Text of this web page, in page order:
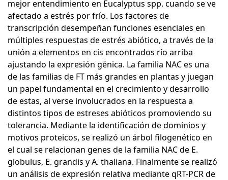
mejor entendimiento en Eucalyptus spp. cuando se ve
afectado a estrés por frío. Los factores de
transcripción desempeñan funciones esenciales en
múltiples respuestas de estrés abiótico, a través de la
unión a elementos en cis encontrados río arriba
ajustando la expresión génica. La familia NAC es una
de las familias de FT más grandes en plantas y juegan
un papel fundamental en el crecimiento y desarrollo
de estas, al verse involucrados en la respuesta a
distintos tipos de estreses abióticos promoviendo su
tolerancia. Mediante la identificación de dominios y
motivos proteicos, se realizó un árbol filogenético en
el cual se relacionan genes de la familia NAC de E.
globulus, E. grandis y A. thaliana. Finalmente se realizó
un análisis de expresión relativa mediante qRT-PCR de